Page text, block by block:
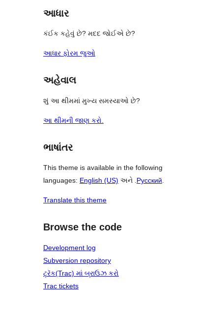
આધાર
કંઈક કહેવું છે? મદદ જોઈએ છે?
આધાર ફોરમ જુઓ
અહેવાલ
શું આ થીમમાં મુખ્ય સમસ્યાઓ છે?
આ થીમની જાણ કરો.
ભાષાંતર
This theme is available in the following
languages: English (US) અને .Русский.
Translate this theme
Browse the code
Development log
Subversion repository
ટ્રૅક(Trac) માં બ્રાઉઝ કરો
Trac tickets